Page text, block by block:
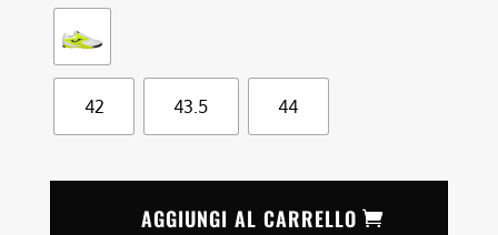
42 43.5 44
AGGIUNGI AL CARRELLO